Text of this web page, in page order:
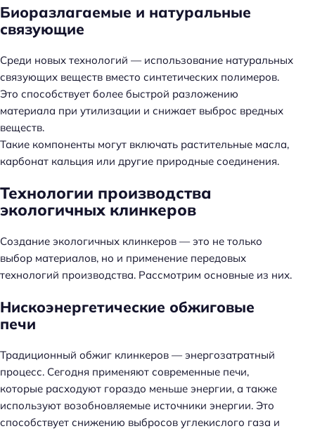
Биоразлагаемые и натуральные
связующие
Среди новых технологий — использование натуральных
связующих веществ вместо синтетических полимеров.
Это способствует более быстрой разложению
материала при утилизации и снижает выброс вредных
веществ.
Такие компоненты могут включать растительные масла,
карбонат кальция или другие природные соединения.
Технологии производства
экологичных клинкеров
Создание экологичных клинкеров — это не только
выбор материалов, но и применение передовых
технологий производства. Рассмотрим основные из них.
Нискоэнергетические обжиговые
печи
Традиционный обжиг клинкеров — энергозатратный
процесс. Сегодня применяют современные печи,
которые расходуют гораздо меньше энергии, а также
используют возобновляемые источники энергии. Это
способствует снижению выбросов углекислого газа и